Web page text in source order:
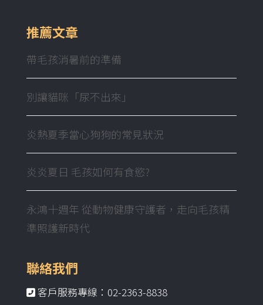
推薦文章
帶毛孩消暑前的準備
別讓貓咪「尿不出來」
炎熱夏季當心狗狗的常見狀況
炎炎夏日 毛孩如何有食慾?
永鴻十週年 從動物健康守護者，走向毛孩精
準照護新時代
聯絡我們
客戶服務專線：02-2363-8838